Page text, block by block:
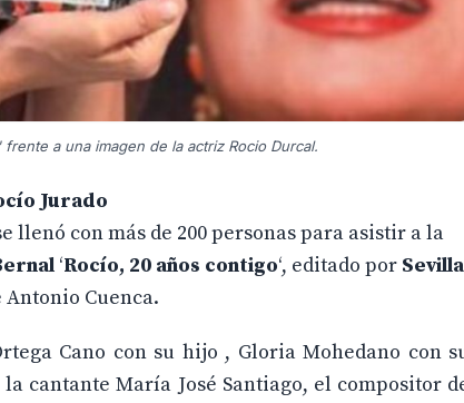
a una imagen de la actriz Rocio Durcal.
Jurado
llenó con más de 200 personas para asistir a la
‘Rocío, 20 años contigo‘, editado por Sevilla
Cuenca.
Cano con su hijo , Gloria Mohedano con
cantante María José Santiago, el compositor